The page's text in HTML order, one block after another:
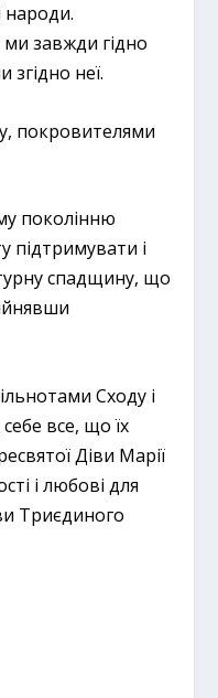
народи.
завжди гідно
згідно неї.
покровителями
поколінню
підтримувати і
спадщину, що
Сходу і
все, що їх
Діви Марії
і любові для
Триєдиного